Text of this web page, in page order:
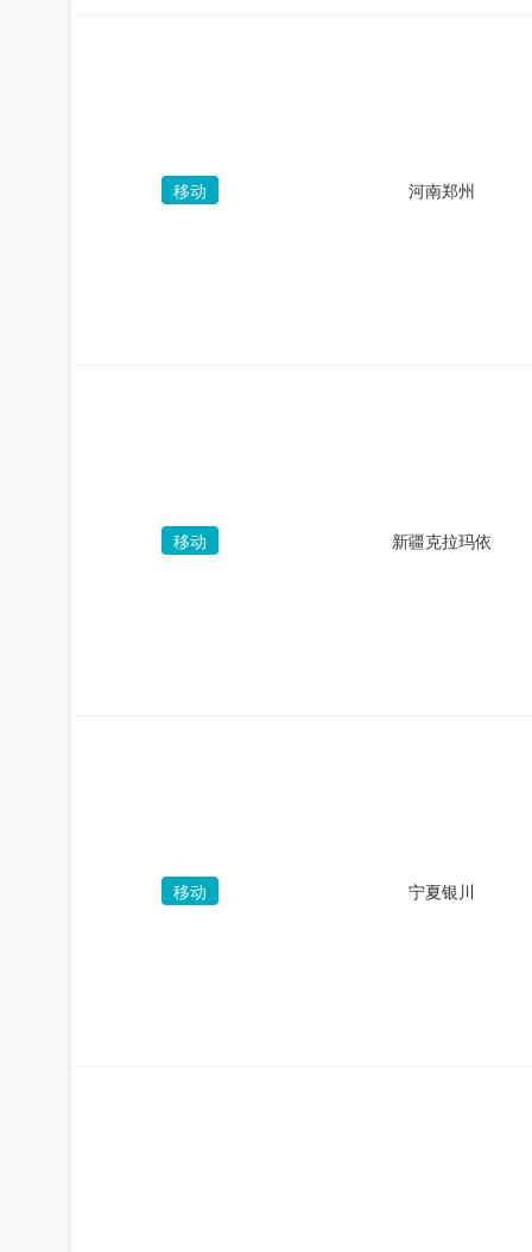
移动 河南郑州
移动 新疆克拉玛依
移动 宁夏银川